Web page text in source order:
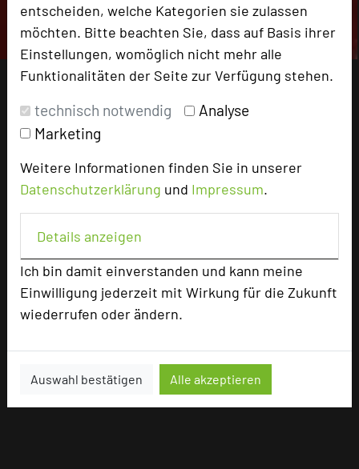
entscheiden, welche Kategorien sie zulassen
möchten. Bitte beachten Sie, dass auf Basis ihrer
Einstellungen, womöglich nicht mehr alle
Funktionalitäten der Seite zur Verfügung stehen.
technisch notwendig
Analyse
Marketing
Weitere Informationen finden Sie in unserer
Datenschutzerklärung und Impressum.
Details anzeigen
Ich bin damit einverstanden und kann meine
Einwilligung jederzeit mit Wirkung für die Zukunft
wiederrufen oder ändern.
Auswahl bestätigen Alle akzeptieren